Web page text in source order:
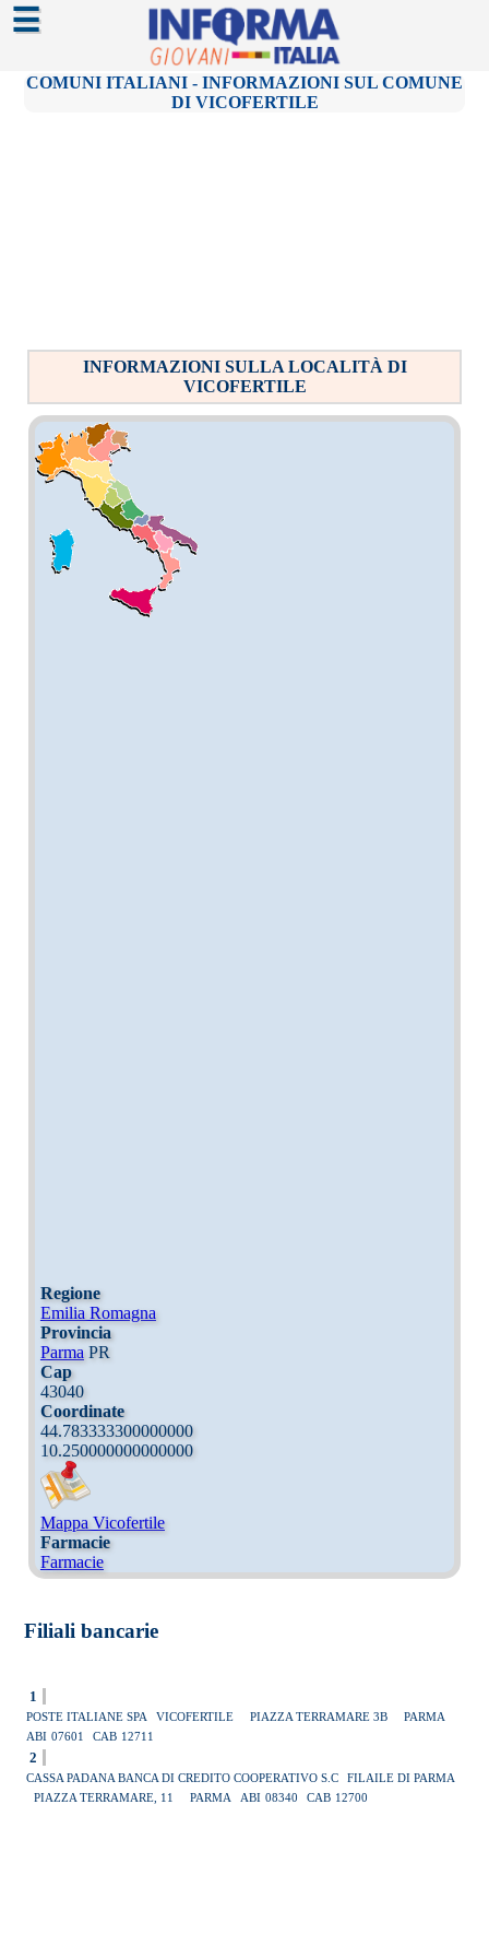
☰
COMUNI ITALIANI - INFORMAZIONI SUL COMUNE
DI VICOFERTILE
INFORMAZIONI SULLA LOCALITÀ DI
VICOFERTILE
Regione
Emilia Romagna
Provincia
ParmaPR
Cap
43040
Coordinate
44.783333300000000
10.250000000000000
Mappa Vicofertile
Farmacie
Farmacie
Filiali bancarie
1
POSTE ITALIANE SPA VICOFERTILE PIAZZA TERRAMARE 3B
PARMA
ABI 07601 CAB 12711
2
CASSA PADANA BANCA DI CREDITO COOPERATIVO S.C
FILAILE DI PARMA
PIAZZA TERRAMARE, 11
PARMA ABI 08340 CAB 12700